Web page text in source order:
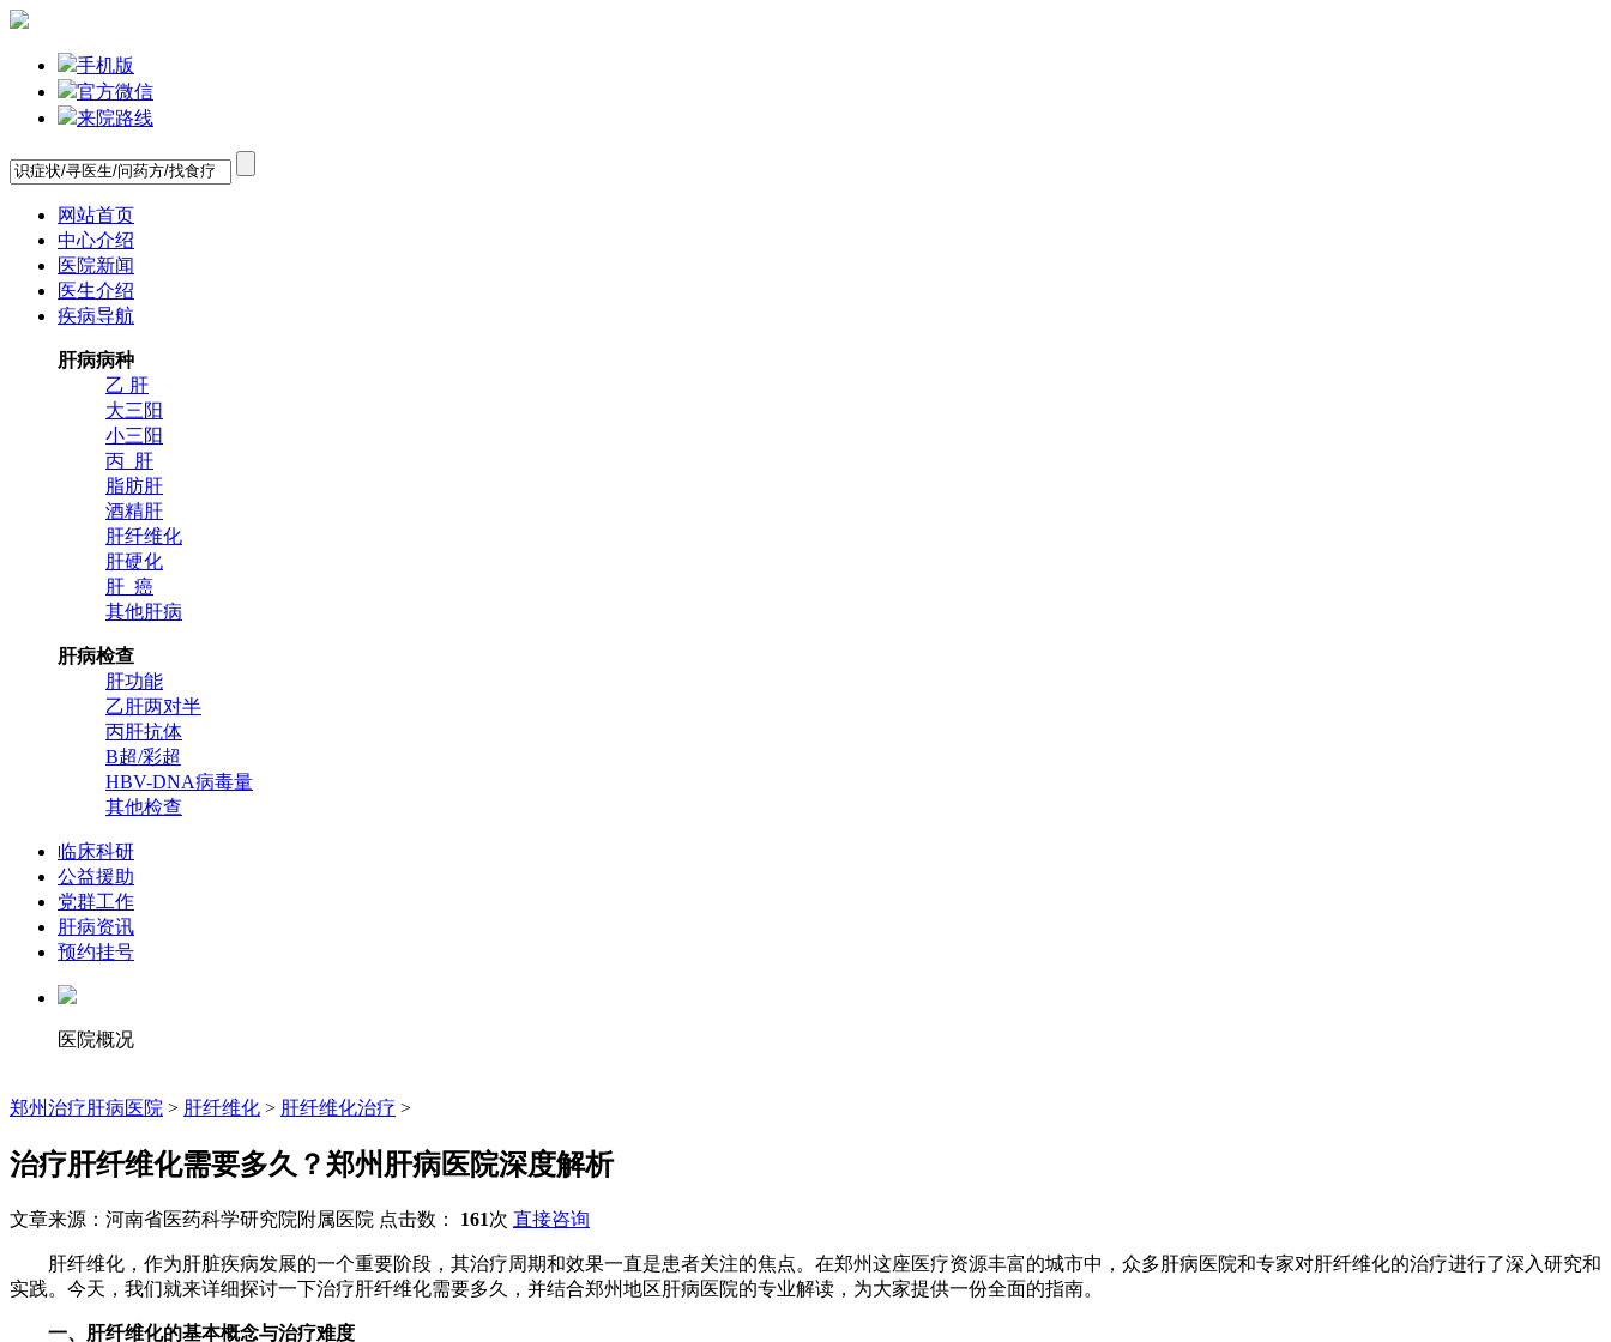
手机版
官方微信
来院路线
网站首页
中心介绍
医院新闻
医生介绍
疾病导航
肝病病种
乙 肝
大三阳
小三阳
丙 肝
脂肪肝
酒精肝
肝纤维化
肝硬化
肝 癌
其他肝病
肝病检查
肝功能
乙肝两对半
丙肝抗体
B超/彩超
HBV-DNA病毒量
其他检查
临床科研
公益援助
党群工作
肝病资讯
预约挂号
医院概况
郑州治疗肝病医院 > 肝纤维化 > 肝纤维化治疗 >
治疗肝纤维化需要多久？郑州肝病医院深度解析
文章来源：河南省医药科学研究院附属医院 点击数： 161次 直接咨询
肝纤维化，作为肝脏疾病发展的一个重要阶段，其治疗周期和效果一直是患者关注的焦点。在郑州这座医疗资源丰富的城市中，众多肝病医院和专家对肝纤维化的治疗进行了深入研究和
实践。今天，我们就来详细探讨一下治疗肝纤维化需要多久，并结合郑州地区肝病医院的专业解读，为大家提供一份全面的指南。
一、肝纤维化的基本概念与治疗难度